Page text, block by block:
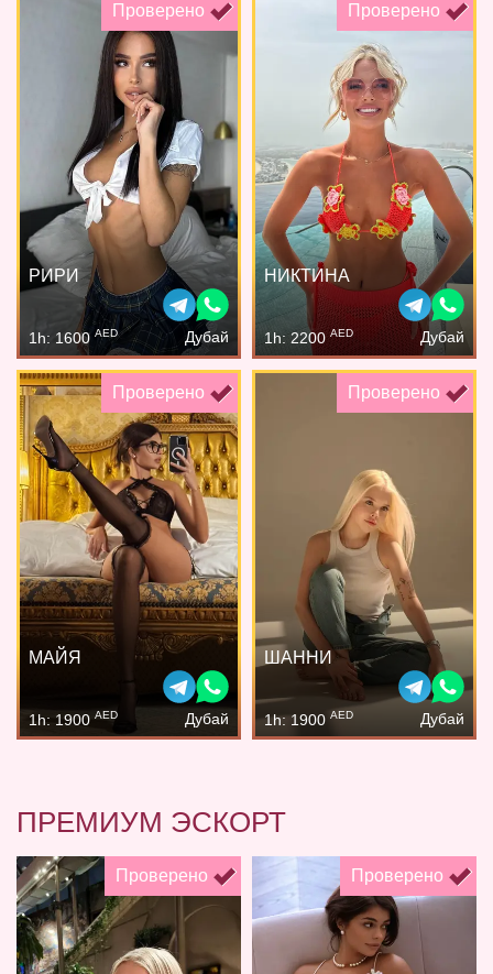
Проверено
РИРИ
1h: 1600 AED Дубай
Проверено
НИКТИНА
1h: 2200 AED Дубай
Проверено
МАЙЯ
1h: 1900 AED Дубай
Проверено
ШАННИ
1h: 1900 AED Дубай
ПРЕМИУМ ЭСКОРТ
Проверено Проверено